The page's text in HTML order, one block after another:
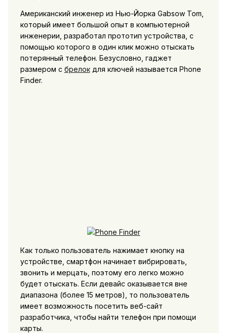
Американский инженер из Нью-Йорка Gabsow Tom,
который имеет большой опыт в компьютерной
инженерии, разработал прототип устройства, с
помощью которого в один клик можно отыскать
потерянный телефон. Безусловно, гаджет
размером с брелокдля ключей называется Phone
Finder.
Как только пользователь нажимает кнопку на
устройстве, смартфон начинает вибрировать,
звонить и мерцать, поэтому его легко можно
будет отыскать. Если девайс оказывается вне
диапазона (более 15 метров), то пользователь
имеет возможность посетить веб-сайт
разработчика, чтобы найти телефон при помощи
карты.